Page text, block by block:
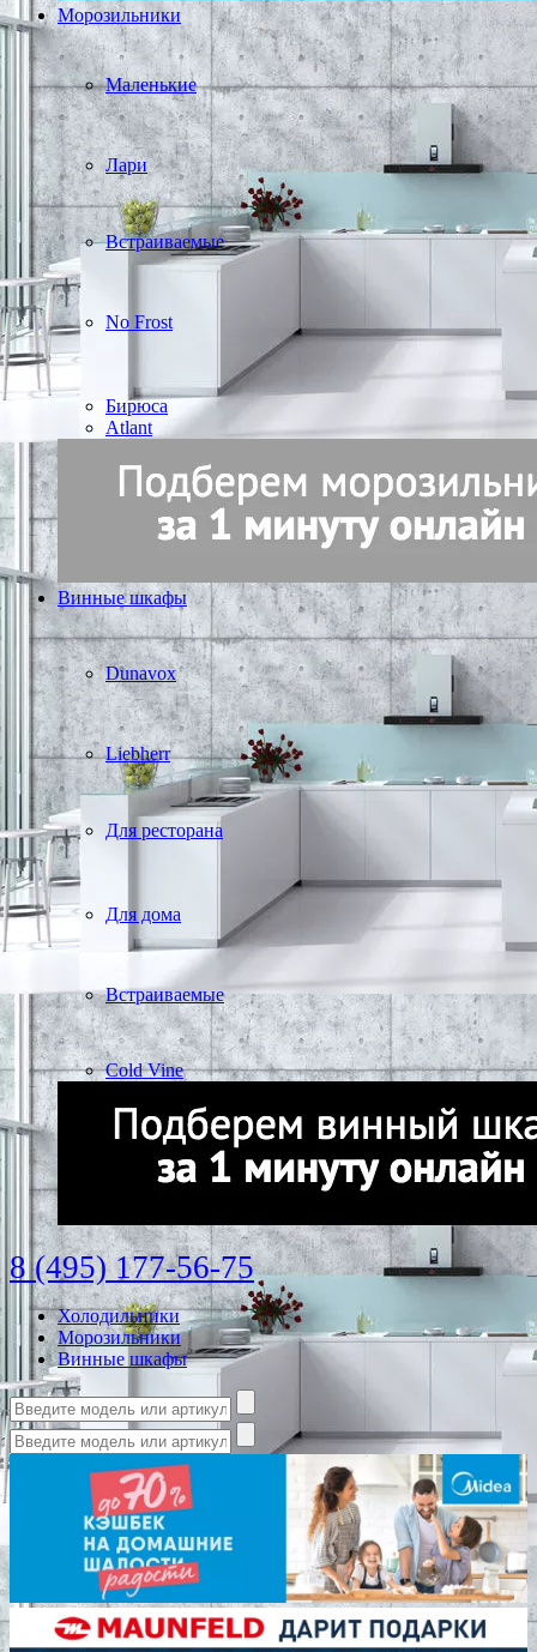
Морозильники
Маленькие
Лари
Встраиваемые
No Frost
Бирюса
Atlant
Винные шкафы
Dunavox
Liebherr
Для ресторана
Для дома
Встраиваемые
Cold Vine
8 (495) 177-56-75
Холодильники
Морозильники
Винные шкафы